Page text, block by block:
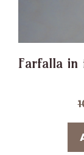
Farfalla in